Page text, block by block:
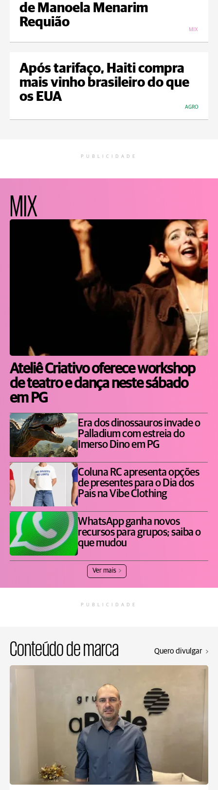
de Manoela Menarim
Requião
MIX
Após tarifaço, Haiti compra
mais vinho brasileiro do que
os EUA
AGRO
PUBLICIDADE
MIX
Ateliê Criativo oferece workshop
de teatro e dança neste sábado
em PG
Era dos dinossauros invade o
Palladium com estreia do
Imerso Dino em PG
Coluna RC apresenta opções
de presentes para o Dia dos
Pais na Vibe Clothing
WhatsApp ganha novos
recursos para grupos; saiba o
que mudou
Ver mais
PUBLICIDADE
Conteúdo de marca Quero divulgar